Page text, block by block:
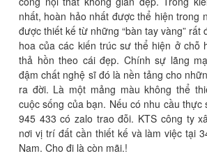
nhất, hoàn hảo nhất được thể hiện trong
được thiết kế từ những “bàn tay vàng” rất
hoa của các kiến trúc sư thể hiện ở chỗ
thả hồn theo cái đẹp. Chính sự lãng
đậm chất nghệ sĩ đó là nền tảng cho
ra đời. Là một mảng màu không thể
cuộc sống của bạn. Nếu có nhu cầu
945 433 có zalo trao đỗi. KTS công ty
nơi vị trí đất cần thiết kế và làm việc tại
Nam. Cho đi là còn mãi.!